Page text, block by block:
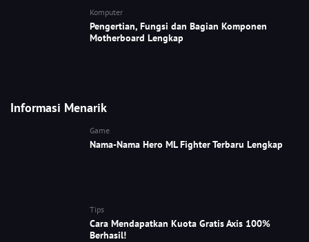
Komputer
Pengertian, Fungsi dan Bagian Komponen
Motherboard Lengkap
Informasi Menarik
Game
Nama-Nama Hero ML Fighter Terbaru Lengkap
Tips
Cara Mendapatkan Kuota Gratis Axis 100%
Berhasil!